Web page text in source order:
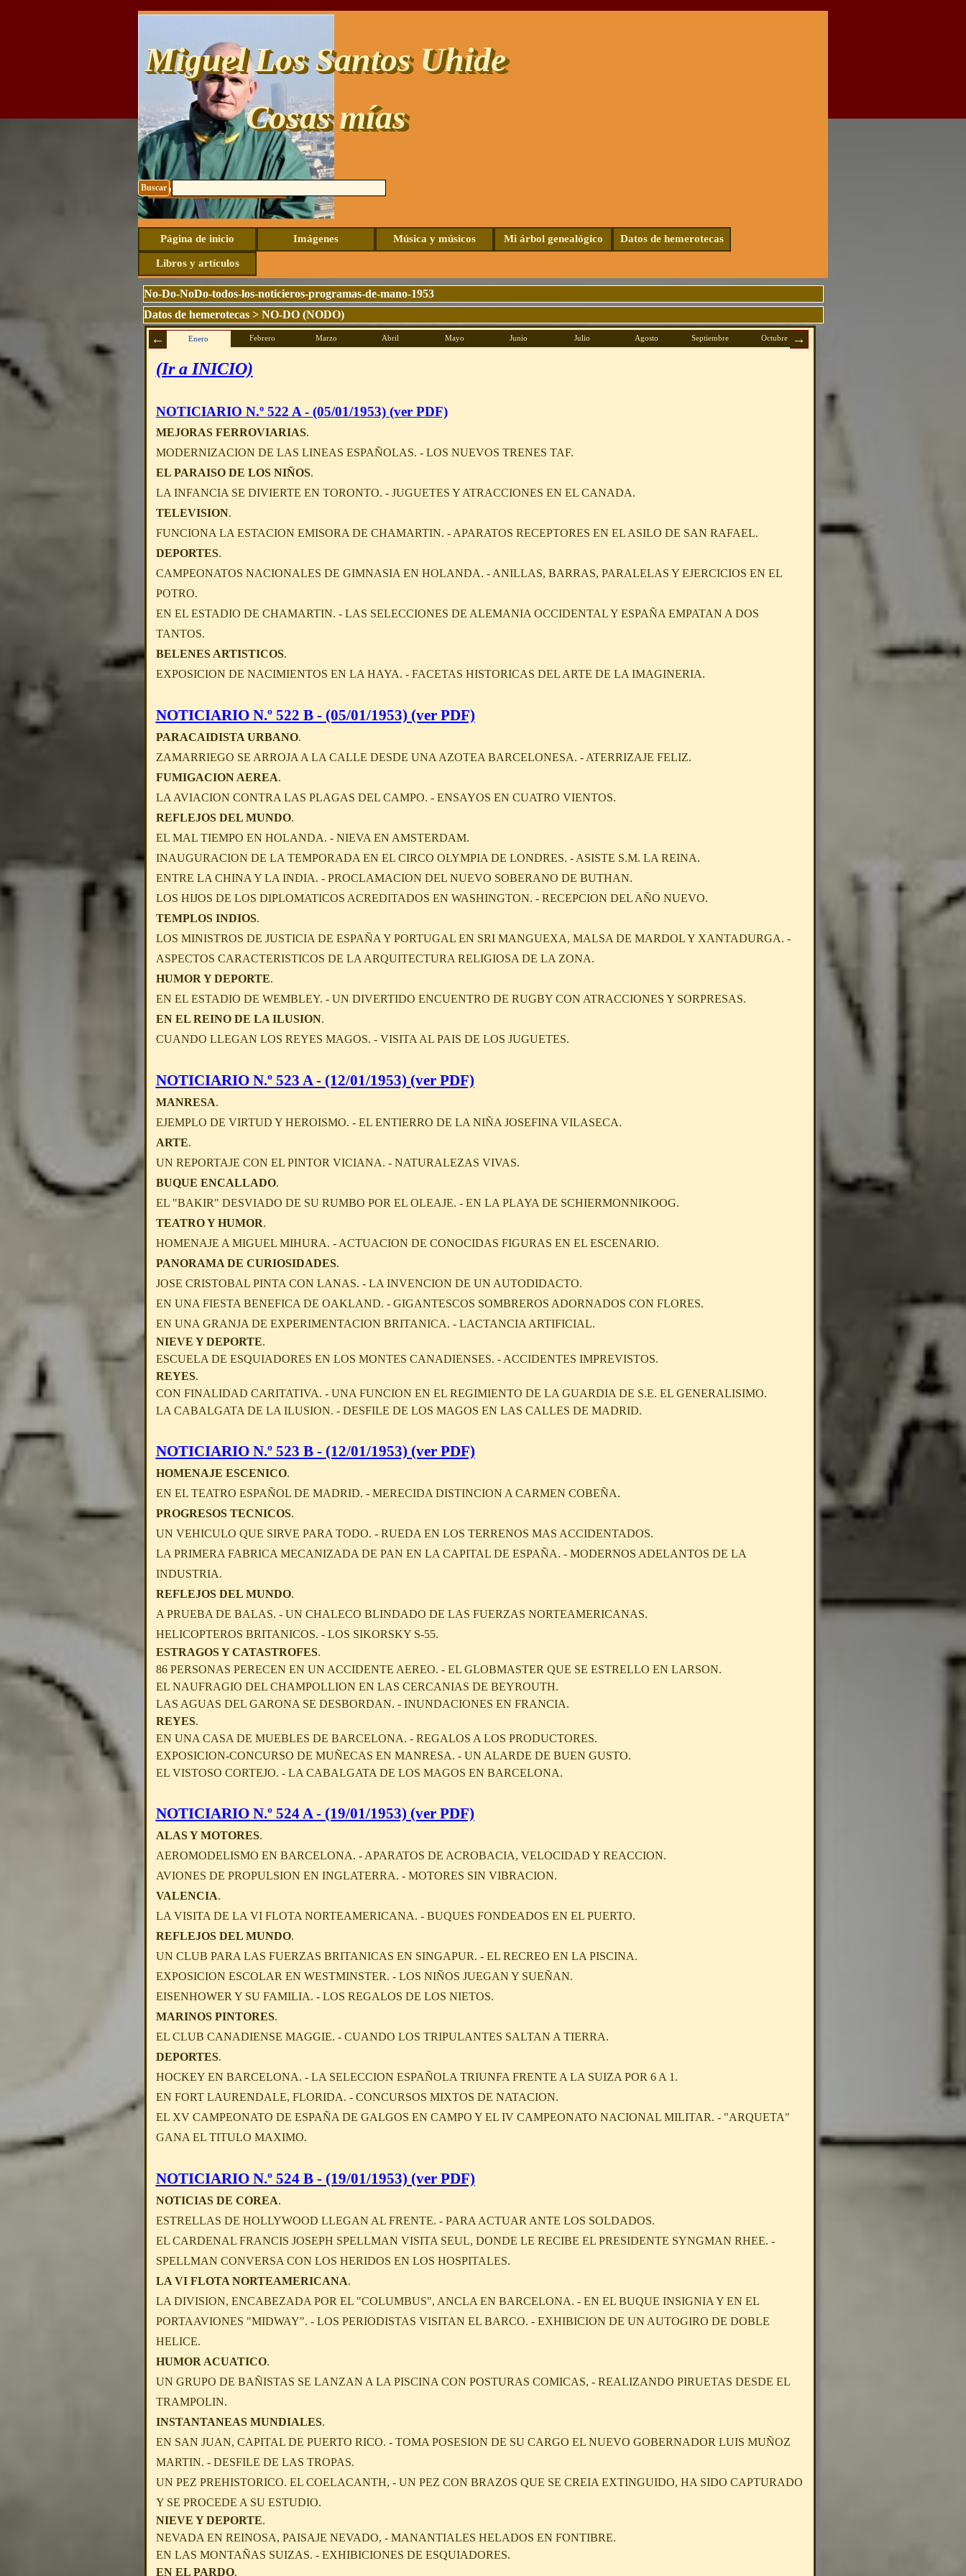
Miguel Los Santos Uhide
Cosas mías
Buscar
Contacto: uhide@live.com
Saltar menú
Página de inicio Imágenes Música y músicos ▼
Mi árbol genealógico ▼
Datos de hemerotecas
Libros y artículos
No-Do-NoDo-todos-los-noticieros-programas-de-mano-1953
Datos de hemerotecas> NO-DO (NODO)
Enero Febrero Marzo Abril Mayo Junio Julio Agosto Septiembre Octubre
(Ir a INICIO)
NOTICIARIO N.º 522 A - (05/01/1953) (ver PDF)
MEJORAS FERROVIARIAS.
MODERNIZACION DE LAS LINEAS ESPAÑOLAS. - LOS NUEVOS TRENES TAF.
EL PARAISO DE LOS NIÑOS.
LA INFANCIA SE DIVIERTE EN TORONTO. - JUGUETES Y ATRACCIONES EN EL CANADA.
TELEVISION.
FUNCIONA LA ESTACION EMISORA DE CHAMARTIN. - APARATOS RECEPTORES EN EL ASILO DE SAN RAFAEL.
DEPORTES.
CAMPEONATOS NACIONALES DE GIMNASIA EN HOLANDA. - ANILLAS, BARRAS, PARALELAS Y EJERCICIOS EN EL
POTRO.
EN EL ESTADIO DE CHAMARTIN. - LAS SELECCIONES DE ALEMANIA OCCIDENTAL Y ESPAÑA EMPATAN A DOS
TANTOS.
BELENES ARTISTICOS.
EXPOSICION DE NACIMIENTOS EN LA HAYA. - FACETAS HISTORICAS DEL ARTE DE LA IMAGINERIA.
NOTICIARIO N.º 522 B - (05/01/1953) (ver PDF)
PARACAIDISTA URBANO.
ZAMARRIEGO SE ARROJA A LA CALLE DESDE UNA AZOTEA BARCELONESA. - ATERRIZAJE FELIZ.
FUMIGACION AEREA.
LA AVIACION CONTRA LAS PLAGAS DEL CAMPO. - ENSAYOS EN CUATRO VIENTOS.
REFLEJOS DEL MUNDO.
EL MAL TIEMPO EN HOLANDA. - NIEVA EN AMSTERDAM.
INAUGURACION DE LA TEMPORADA EN EL CIRCO OLYMPIA DE LONDRES. - ASISTE S.M. LA REINA.
ENTRE LA CHINA Y LA INDIA. - PROCLAMACION DEL NUEVO SOBERANO DE BUTHAN.
LOS HIJOS DE LOS DIPLOMATICOS ACREDITADOS EN WASHINGTON. - RECEPCION DEL AÑO NUEVO.
TEMPLOS INDIOS.
LOS MINISTROS DE JUSTICIA DE ESPAÑA Y PORTUGAL EN SRI MANGUEXA, MALSA DE MARDOL Y XANTADURGA. -
ASPECTOS CARACTERISTICOS DE LA ARQUITECTURA RELIGIOSA DE LA ZONA.
HUMOR Y DEPORTE.
EN EL ESTADIO DE WEMBLEY. - UN DIVERTIDO ENCUENTRO DE RUGBY CON ATRACCIONES Y SORPRESAS.
EN EL REINO DE LA ILUSION.
CUANDO LLEGAN LOS REYES MAGOS. - VISITA AL PAIS DE LOS JUGUETES.
NOTICIARIO N.º 523 A - (12/01/1953) (ver PDF)
MANRESA.
EJEMPLO DE VIRTUD Y HEROISMO. - EL ENTIERRO DE LA NIÑA JOSEFINA VILASECA.
ARTE.
UN REPORTAJE CON EL PINTOR VICIANA. - NATURALEZAS VIVAS.
BUQUE ENCALLADO.
EL "BAKIR" DESVIADO DE SU RUMBO POR EL OLEAJE. - EN LA PLAYA DE SCHIERMONNIKOOG.
TEATRO Y HUMOR.
HOMENAJE A MIGUEL MIHURA. - ACTUACION DE CONOCIDAS FIGURAS EN EL ESCENARIO.
PANORAMA DE CURIOSIDADES.
JOSE CRISTOBAL PINTA CON LANAS. - LA INVENCION DE UN AUTODIDACTO.
EN UNA FIESTA BENEFICA DE OAKLAND. - GIGANTESCOS SOMBREROS ADORNADOS CON FLORES.
EN UNA GRANJA DE EXPERIMENTACION BRITANICA. - LACTANCIA ARTIFICIAL.
NIEVE Y DEPORTE.
ESCUELA DE ESQUIADORES EN LOS MONTES CANADIENSES. - ACCIDENTES IMPREVISTOS.
REYES.
CON FINALIDAD CARITATIVA. - UNA FUNCION EN EL REGIMIENTO DE LA GUARDIA DE S.E. EL GENERALISIMO.
LA CABALGATA DE LA ILUSION. - DESFILE DE LOS MAGOS EN LAS CALLES DE MADRID.
NOTICIARIO N.º 523 B - (12/01/1953) (ver PDF)
HOMENAJE ESCENICO.
EN EL TEATRO ESPAÑOL DE MADRID. - MERECIDA DISTINCION A CARMEN COBEÑA.
PROGRESOS TECNICOS.
UN VEHICULO QUE SIRVE PARA TODO. - RUEDA EN LOS TERRENOS MAS ACCIDENTADOS.
LA PRIMERA FABRICA MECANIZADA DE PAN EN LA CAPITAL DE ESPAÑA. - MODERNOS ADELANTOS DE LA
INDUSTRIA.
REFLEJOS DEL MUNDO.
A PRUEBA DE BALAS. - UN CHALECO BLINDADO DE LAS FUERZAS NORTEAMERICANAS.
HELICOPTEROS BRITANICOS. - LOS SIKORSKY S-55.
ESTRAGOS Y CATASTROFES.
86 PERSONAS PERECEN EN UN ACCIDENTE AEREO. - EL GLOBMASTER QUE SE ESTRELLO EN LARSON.
EL NAUFRAGIO DEL CHAMPOLLION EN LAS CERCANIAS DE BEYROUTH.
LAS AGUAS DEL GARONA SE DESBORDAN. - INUNDACIONES EN FRANCIA.
REYES.
EN UNA CASA DE MUEBLES DE BARCELONA. - REGALOS A LOS PRODUCTORES.
EXPOSICION-CONCURSO DE MUÑECAS EN MANRESA. - UN ALARDE DE BUEN GUSTO.
EL VISTOSO CORTEJO. - LA CABALGATA DE LOS MAGOS EN BARCELONA.
NOTICIARIO N.º 524 A - (19/01/1953) (ver PDF)
ALAS Y MOTORES.
AEROMODELISMO EN BARCELONA. - APARATOS DE ACROBACIA, VELOCIDAD Y REACCION.
AVIONES DE PROPULSION EN INGLATERRA. - MOTORES SIN VIBRACION.
VALENCIA.
LA VISITA DE LA VI FLOTA NORTEAMERICANA. - BUQUES FONDEADOS EN EL PUERTO.
REFLEJOS DEL MUNDO.
UN CLUB PARA LAS FUERZAS BRITANICAS EN SINGAPUR. - EL RECREO EN LA PISCINA.
EXPOSICION ESCOLAR EN WESTMINSTER. - LOS NIÑOS JUEGAN Y SUEÑAN.
EISENHOWER Y SU FAMILIA. - LOS REGALOS DE LOS NIETOS.
MARINOS PINTORES.
EL CLUB CANADIENSE MAGGIE. - CUANDO LOS TRIPULANTES SALTAN A TIERRA.
DEPORTES.
HOCKEY EN BARCELONA. - LA SELECCION ESPAÑOLA TRIUNFA FRENTE A LA SUIZA POR 6 A 1.
EN FORT LAURENDALE, FLORIDA. - CONCURSOS MIXTOS DE NATACION.
EL XV CAMPEONATO DE ESPAÑA DE GALGOS EN CAMPO Y EL IV CAMPEONATO NACIONAL MILITAR. - "ARQUETA"
GANA EL TITULO MAXIMO.
NOTICIARIO N.º 524 B - (19/01/1953) (ver PDF)
NOTICIAS DE COREA.
ESTRELLAS DE HOLLYWOOD LLEGAN AL FRENTE. - PARA ACTUAR ANTE LOS SOLDADOS.
EL CARDENAL FRANCIS JOSEPH SPELLMAN VISITA SEUL, DONDE LE RECIBE EL PRESIDENTE SYNGMAN RHEE. -
SPELLMAN CONVERSA CON LOS HERIDOS EN LOS HOSPITALES.
LA VI FLOTA NORTEAMERICANA.
LA DIVISION, ENCABEZADA POR EL "COLUMBUS", ANCLA EN BARCELONA. - EN EL BUQUE INSIGNIA Y EN EL
PORTAAVIONES "MIDWAY". - LOS PERIODISTAS VISITAN EL BARCO. - EXHIBICION DE UN AUTOGIRO DE DOBLE
HELICE.
HUMOR ACUATICO.
UN GRUPO DE BAÑISTAS SE LANZAN A LA PISCINA CON POSTURAS COMICAS, - REALIZANDO PIRUETAS DESDE EL
TRAMPOLIN.
INSTANTANEAS MUNDIALES.
EN SAN JUAN, CAPITAL DE PUERTO RICO. - TOMA POSESION DE SU CARGO EL NUEVO GOBERNADOR LUIS MUÑOZ
MARTIN. - DESFILE DE LAS TROPAS.
UN PEZ PREHISTORICO. EL COELACANTH, - UN PEZ CON BRAZOS QUE SE CREIA EXTINGUIDO, HA SIDO CAPTURADO
Y SE PROCEDE A SU ESTUDIO.
NIEVE Y DEPORTE.
NEVADA EN REINOSA, PAISAJE NEVADO, - MANANTIALES HELADOS EN FONTIBRE.
EN LAS MONTAÑAS SUIZAS. - EXHIBICIONES DE ESQUIADORES.
EN EL PARDO.